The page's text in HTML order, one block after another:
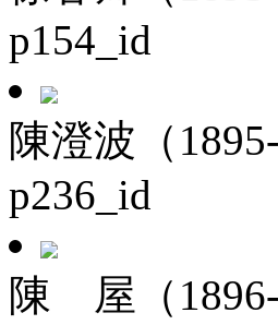
p154_id
陳澄波（1895-
p236_id
陳 屋（1896-